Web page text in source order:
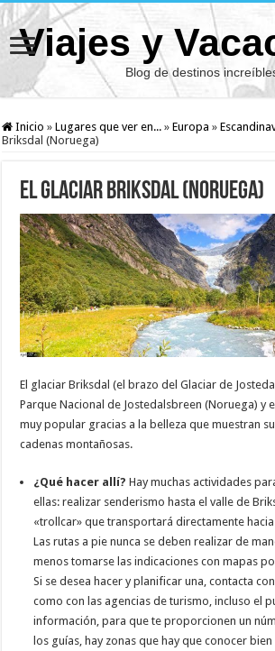
Viajes y
Blog de destinos
Inicio » Lugares que ver en... » Europa »
Briksdal (Noruega)
El glaciar Briksdal (Noruega)
El glaciar Briksdal (el brazo del Glaciar de
Parque Nacional de Jostedalsbreen (Noruega) y
muy popular gracias a la belleza que muestran
cadenas montañosas.
¿Qué hacer allí?Hay muchas actividades
ellas: realizar senderismo hasta el valle de
«trollcar» que transportará directamente
Las rutas a pie nunca se deben realizar de
menos tomarse las indicaciones con mapas
Si se desea hacer y planificar una, contacta
como con las agencias de turismo, incluso el
información, para que te proporcionen un
los guías, hay zonas que hay que conocer